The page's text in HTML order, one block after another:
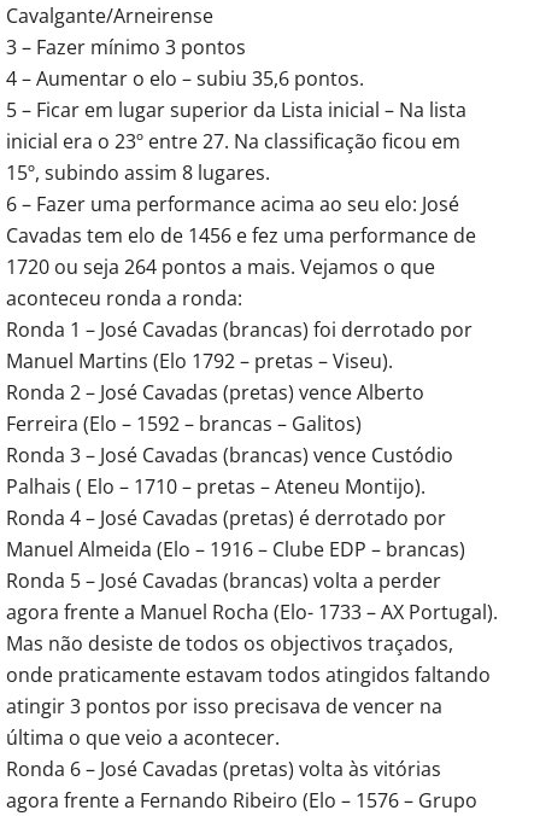
Cavalgante/Arneirense
3 – Fazer mínimo 3 pontos
4 – Aumentar o elo – subiu 35,6 pontos.
5 – Ficar em lugar superior da Lista inicial – Na lista
inicial era o 23º entre 27. Na classificação ficou em
15º, subindo assim 8 lugares.
6 – Fazer uma performance acima ao seu elo: José
Cavadas tem elo de 1456 e fez uma performance de
1720 ou seja 264 pontos a mais. Vejamos o que
aconteceu ronda a ronda:
Ronda 1 – José Cavadas (brancas) foi derrotado por
Manuel Martins (Elo 1792 – pretas – Viseu).
Ronda 2 – José Cavadas (pretas) vence Alberto
Ferreira (Elo – 1592 – brancas – Galitos)
Ronda 3 – José Cavadas (brancas) vence Custódio
Palhais ( Elo – 1710 – pretas – Ateneu Montijo).
Ronda 4 – José Cavadas (pretas) é derrotado por
Manuel Almeida (Elo – 1916 – Clube EDP – brancas)
Ronda 5 – José Cavadas (brancas) volta a perder
agora frente a Manuel Rocha (Elo- 1733 – AX Portugal).
Mas não desiste de todos os objectivos traçados,
onde praticamente estavam todos atingidos faltando
atingir 3 pontos por isso precisava de vencer na
última o que veio a acontecer.
Ronda 6 – José Cavadas (pretas) volta às vitórias
agora frente a Fernando Ribeiro (Elo – 1576 – Grupo